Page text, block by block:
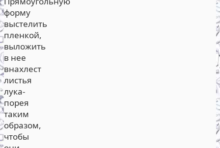
форму
выстелить
пленкой,
выложить
в нее
внахлест
листья
лука-
порея
таким
образом,
чтобы